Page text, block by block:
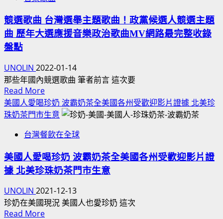
材。
轉
貼
文
文
主
視
忽
略
馬
來
度
等
族
群
語
言
覽！
各
路
咖
啡
店
內
部
施
影
片
清
單
盤
競選歌曲 台灣選舉主題歌曲！政黨候選人競選主題
曲 歷年大選應援音樂政治歌曲MV網路最完整收錄
盤點
UNOLIN 2022-01-14
那些年國內競選歌曲 筆者前言 這次要
Read MoreRead
more
about
選
曲
台
選
舉
美國人愛喝珍奶 波霸奶茶全美國各州受歡迎影片證據 北美珍
珠奶茶門市生意
台灣餐飲在全球
美國人愛喝珍奶 波霸奶茶全美國各州受歡迎影片證
據 北美珍珠奶茶門市生意
UNOLIN 2021-12-13
珍奶在美國現況 美國人也愛珍奶 這次
Read MoreRead